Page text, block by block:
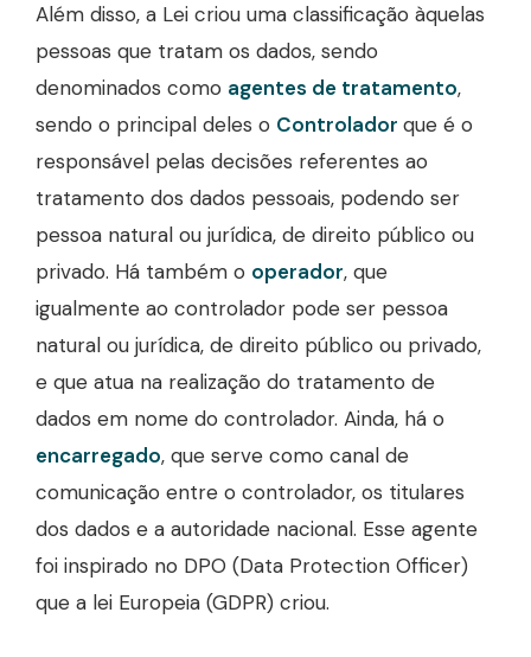
Além disso, a Lei criou uma classificação àquelas
pessoas que tratam os dados, sendo
denominados como agentes de tratamento,
sendo o principal deles o Controlador que é o
responsável pelas decisões referentes ao
tratamento dos dados pessoais, podendo ser
pessoa natural ou jurídica, de direito público ou
privado. Há também o operador, que
igualmente ao controlador pode ser pessoa
natural ou jurídica, de direito público ou privado,
e que atua na realização do tratamento de
dados em nome do controlador. Ainda, há o
encarregado, que serve como canal de
comunicação entre o controlador, os titulares
dos dados e a autoridade nacional. Esse agente
foi inspirado no DPO (Data Protection Officer)
que a lei Europeia (GDPR) criou.